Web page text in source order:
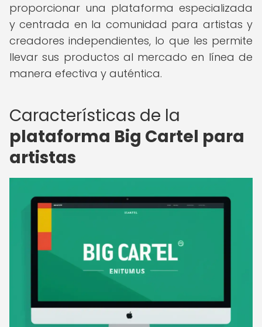
proporcionar una plataforma especializada
y centrada en la comunidad para artistas y
creadores independientes, lo que les permite
llevar sus productos al mercado en línea de
manera efectiva y auténtica.
Características de la
plataforma Big Cartel para
artistas